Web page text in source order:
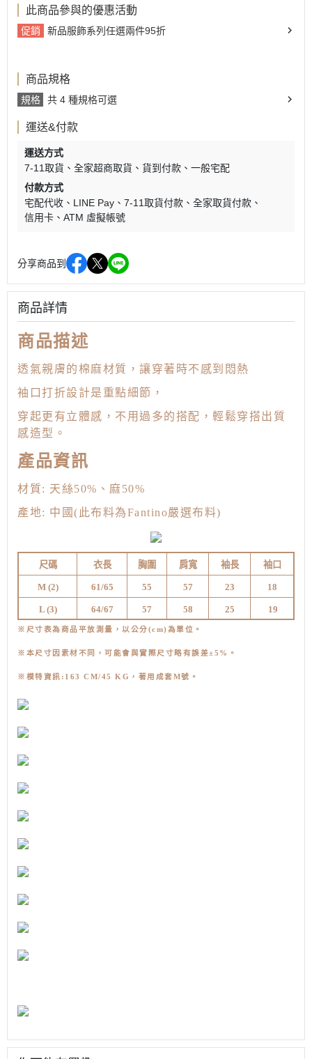
此商品參與的優惠活動
促銷 新品服飾系列任選兩件95折
商品規格
規格 共 4 種規格可選
運送&付款
運送方式
7-11取貨
全家超商取貨 貨到付款
一般宅配
付款方式
宅配代收
LINE Pay 7-11取貨付款
全家取貨付款
信用卡
ATM 虛擬帳號
分享商品到
商品詳情
商品描述
透氣親膚的棉麻材質，讓穿著時不感到悶熱
袖口 打折設計是重點細節，
穿起更有立體感，不用過多的搭配，輕鬆穿搭出質
感造型。
產品資訊
材質: 天絲50%、麻50%
產地: 中國(此布料為Fantino嚴選布料)
尺碼 衣長 胸圍 肩寬 袖長 袖口
M (2) 61/65 55 57 23 18
L (3) 64/67 57 58 25 19
※尺寸表為商品平放測量，以公分(cm)為單位。
※本尺寸因素材不同，可能會與實際尺寸略有誤差±5%。
※模特資訊:163 CM/45 KG，著用成套M號 。